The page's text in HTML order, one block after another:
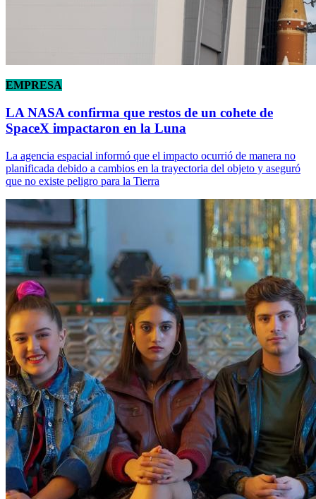
EMPRESA
LA NASA confirma que restos de un cohete de
SpaceX impactaron en la Luna
La agencia espacial informó que el impacto ocurrió de manera no
planificada debido a cambios en la trayectoria del objeto y aseguró
que no existe peligro para la Tierra